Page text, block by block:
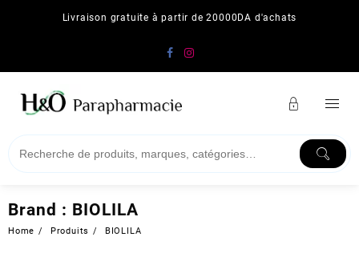
Livraison gratuite à partir de 20000DA d'achats
Brand : BIOLILA
Home Produits BIOLILA